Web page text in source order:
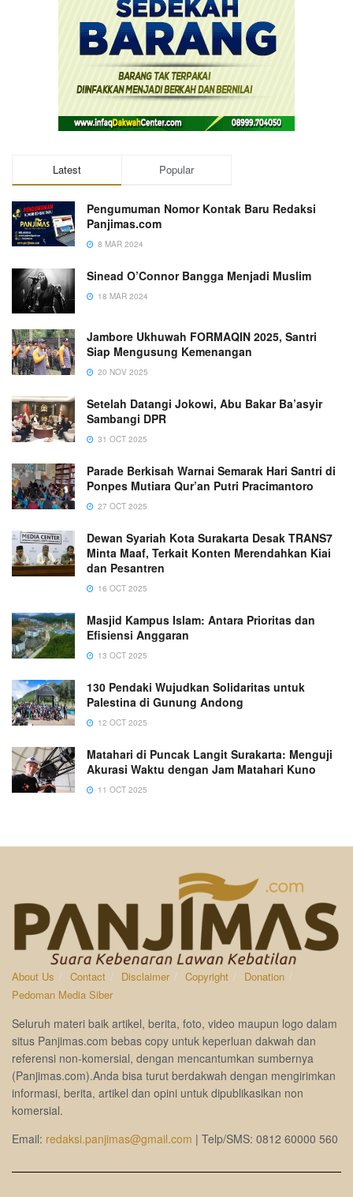
Latest Popular
Pengumuman Nomor Kontak Baru Redaksi
Panjimas.com
8 MAR 2024
Sinead O’Connor Bangga Menjadi Muslim
18 MAR 2024
Jambore Ukhuwah FORMAQIN 2025, Santri
Siap Mengusung Kemenangan
20 NOV 2025
Setelah Datangi Jokowi, Abu Bakar Ba’asyir
Sambangi DPR
31 OCT 2025
Parade Berkisah Warnai Semarak Hari Santri di
Ponpes Mutiara Qur’an Putri Pracimantoro
27 OCT 2025
Dewan Syariah Kota Surakarta Desak TRANS7
Minta Maaf, Terkait Konten Merendahkan Kiai
dan Pesantren
16 OCT 2025
Masjid Kampus Islam: Antara Prioritas dan
Efisiensi Anggaran
13 OCT 2025
130 Pendaki Wujudkan Solidaritas untuk
Palestina di Gunung Andong
12 OCT 2025
Matahari di Puncak Langit Surakarta: Menguji
Akurasi Waktu dengan Jam Matahari Kuno
11 OCT 2025
About Us Contact Disclaimer Copyright
Donation
Pedoman Media Siber
Seluruh materi baik artikel, berita, foto, video maupun logo dalam
situs Panjimas.com bebas copy untuk keperluan dakwah dan
referensi non-komersial, dengan mencantumkan sumbernya
(Panjimas.com).Anda bisa turut berdakwah dengan mengirimkan
informasi, berita, artikel dan opini untuk dipublikasikan non
komersial.
Email: redaksi.panjimas@gmail.com | Telp/SMS: 0812 60000 560